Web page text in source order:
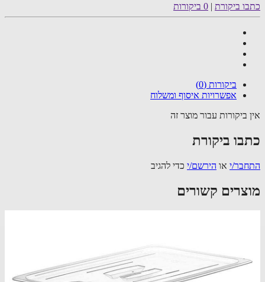
ביקורת|0 ביקורות
ביקורות (0)
אפשרויות איסוף ומשלוח
ביקורות עבור מוצר זה
ביקורת
יאוהירשם/יכדי להגיב
קשורים